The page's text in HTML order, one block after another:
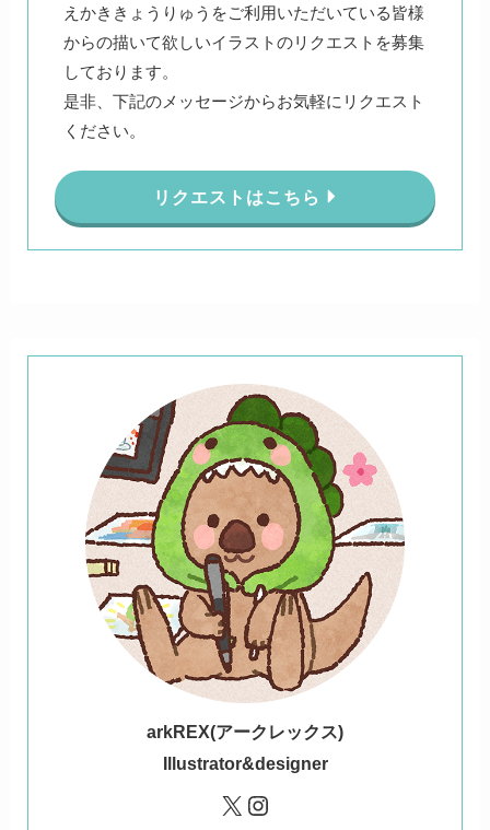
えかききょうりゅうをご利用いただいている皆様
からの描いて欲しいイラストのリクエストを募集
しております。
是非、下記のメッセージからお気軽にリクエスト
ください。
リクエストはこちら
arkREX(アークレックス)
Illustrator&designer
X Instagram